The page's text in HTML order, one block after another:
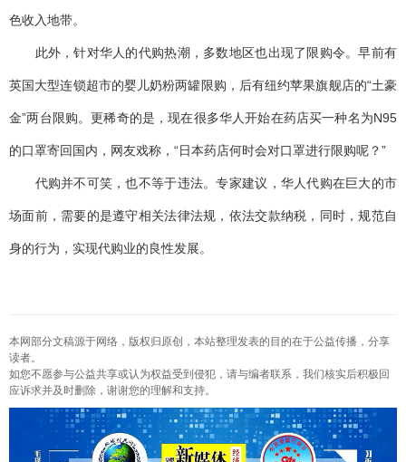
色收入地带。
此外，针对华人的代购热潮，多数地区也出现了限购令。早前有
英国大型连锁超市的婴儿奶粉两罐限购，后有纽约苹果旗舰店的“土豪
金”两台限购。更稀奇的是，现在很多华人开始在药店买一种名为N95
的口罩寄回国内，网友戏称，“日本药店何时会对口罩进行限购呢？”
代购并不可笑，也不等于违法。专家建议，华人代购在巨大的市
场面前，需要的是遵守相关法律法规，依法交款纳税，同时，规范自
身的行为，实现代购业的良性发展。
本网部分文稿源于网络，版权归原创，本站整理发表的目的在于公益传播，分享
读者。
如您不愿参与公益共享或认为权益受到侵犯，请与编者联系，我们核实后积极回
应诉求并及时删除，谢谢您的理解和支持。